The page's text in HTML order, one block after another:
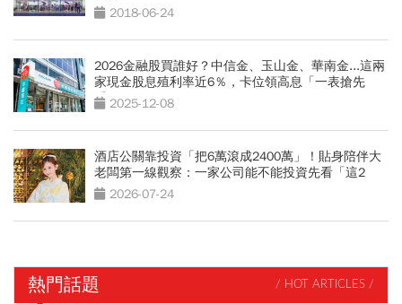
2018-06-24
2026金融股買誰好？中信金、玉山金、華南金...這兩
家現金股息殖利率近6％，卡位領高息「一表搶先
看」2025-12-08
酒店公關靠投資「把6萬滾成2400萬」！貼身陪伴大
老闆第一線觀察：一家公司能不能投資先看「這2
點」2026-07-24
熱門話題 / HOT ARTICLES /